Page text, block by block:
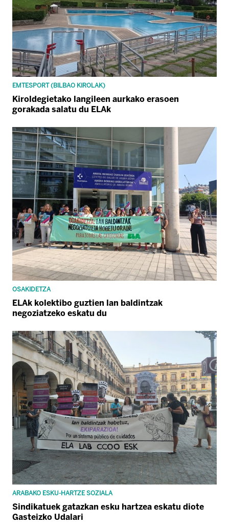
EMTESPORT (BILBAO KIROLAK)
Kiroldegietako langileen aurkako erasoen
gorakada salatu du ELAk
OSAKIDETZA
ELAk kolektibo guztien lan baldintzak
negoziatzeko eskatu du
ARABAKO ESKU-HARTZE SOZIALA
Sindikatuek gatazkan esku hartzea eskatu diote
Gasteizko Udalari